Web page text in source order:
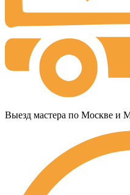
Выезд мастера по Москве и